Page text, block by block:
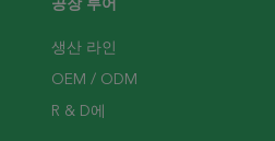
공장 투어
생산 라인
OEM / ODM
R & D에